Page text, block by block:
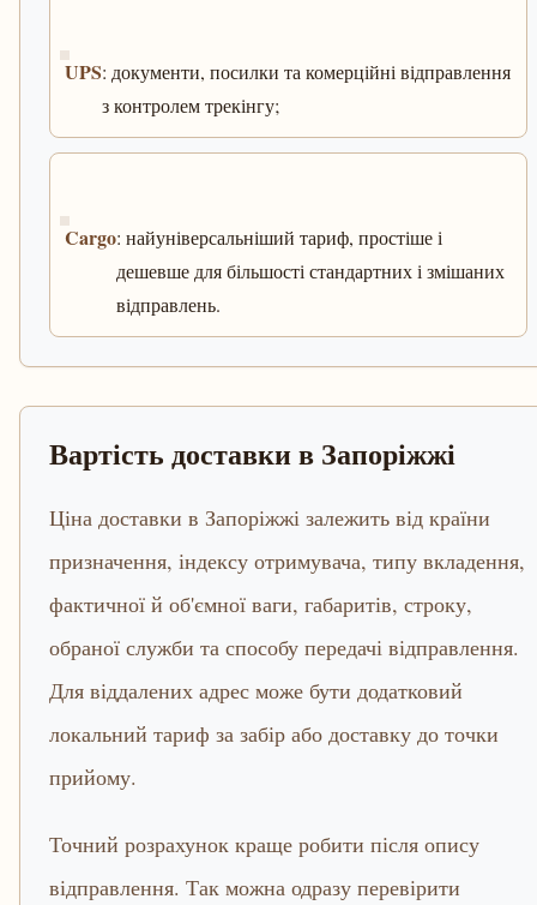
UPS: документи, посилки та комерційні відправлення
з контролем трекінгу;
Cargo: найуніверсальніший тариф, простіше і
дешевше для більшості стандартних і змішаних
відправлень.
Вартість доставки в Запоріжжі
Ціна доставки в Запоріжжі залежить від країни
призначення, індексу отримувача, типу вкладення,
фактичної й об'ємної ваги, габаритів, строку,
обраної служби та способу передачі відправлення.
Для віддалених адрес може бути додатковий
локальний тариф за забір або доставку до точки
прийому.
Точний розрахунок краще робити після опису
відправлення. Так можна одразу перевірити